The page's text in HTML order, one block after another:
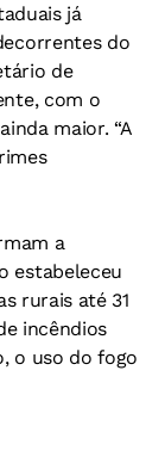
já
do
de
com o
maior. “A
a
estabeleceu
rurais até 31
incêndios
o uso do fogo